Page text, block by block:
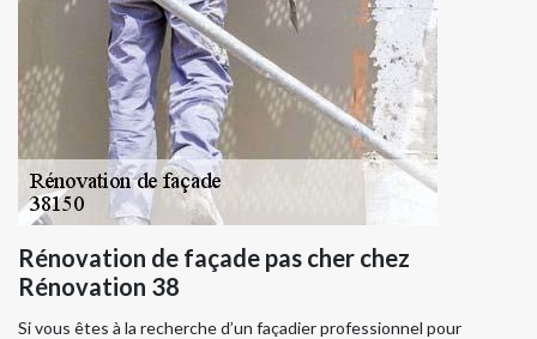
Rénovation de façade pas cher chez
Rénovation 38
Si vous êtes à la recherche d’un façadier professionnel pour